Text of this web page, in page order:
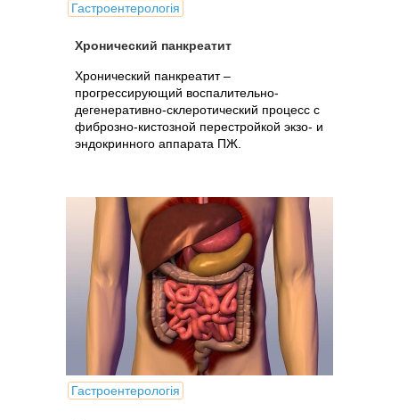
Гастроентерологія
Хронический панкреатит
Хронический панкреатит –
прогрессирующий воспалительно-
дегенеративно-склеротический процесс с
фиброзно-кистозной перестройкой экзо- и
эндокринного аппарата ПЖ.
Гастроентерологія